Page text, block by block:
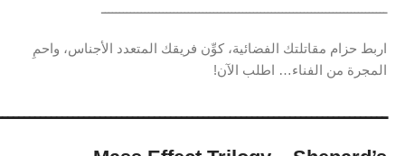
ـــــــــــــــــــــــــــــــــــــــــــــــــــــــــــــــــــــــــــــــ
اربط حزام مقاتلتك الفضائية، كوِّن فريقك المتعدد الأجناس، واحمِ
المجرة من الفناء… اطلب الآن!